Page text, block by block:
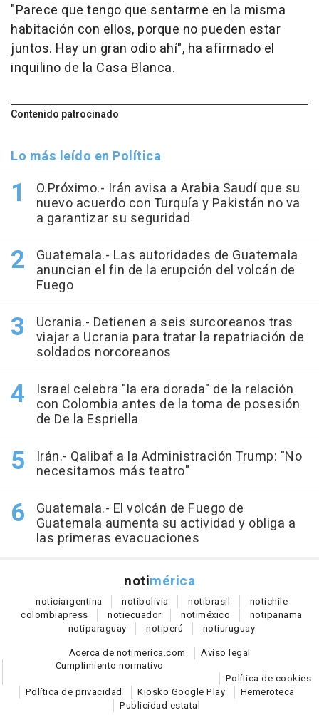
"Parece que tengo que sentarme en la misma
habitación con ellos, porque no pueden estar
juntos. Hay un gran odio ahí", ha afirmado el
inquilino de la Casa Blanca.
Contenido patrocinado
Lo más leído en Política
O.Próximo.- Irán avisa a Arabia Saudí que su
nuevo acuerdo con Turquía y Pakistán no va
a garantizar su seguridad
Guatemala.- Las autoridades de Guatemala
anuncian el fin de la erupción del volcán de
Fuego
Ucrania.- Detienen a seis surcoreanos tras
viajar a Ucrania para tratar la repatriación de
soldados norcoreanos
Israel celebra "la era dorada" de la relación
con Colombia antes de la toma de posesión
de De la Espriella
Irán.- Qalibaf a la Administración Trump: "No
necesitamos más teatro"
Guatemala.- El volcán de Fuego de
Guatemala aumenta su actividad y obliga a
las primeras evacuaciones
notimérica
noticiargentina notibolivia notibrasil notichile
colombiapress notiecuador notiméxico notipanama
notiparaguay notiperú notiuruguay
Acerca de notimerica.com
Aviso legal
Cumplimiento normativo
Política de cookies
Política de privacidad
Kiosko Google Play
Hemeroteca
Publicidad estatal